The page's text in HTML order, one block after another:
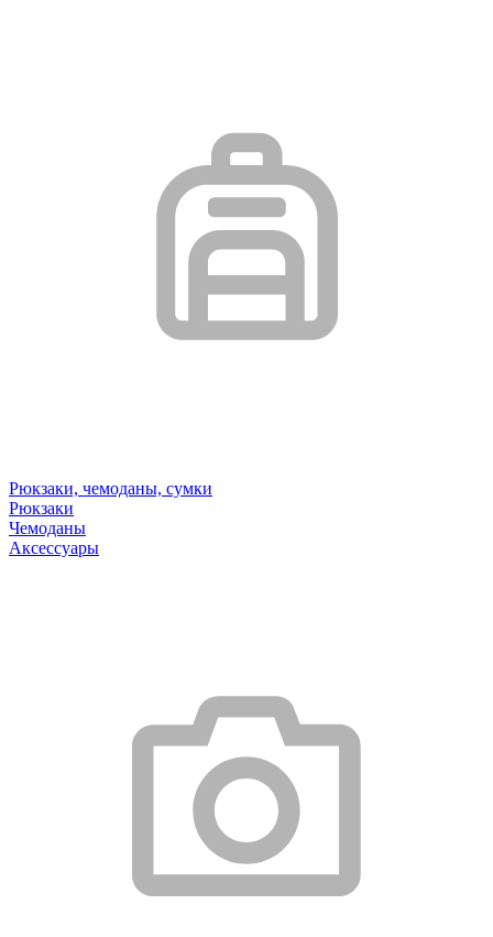
Рюкзаки, чемоданы, сумки
Рюкзаки
Чемоданы
Аксессуары